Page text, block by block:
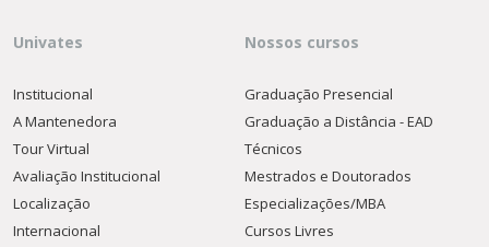
Univates
Institucional
A Mantenedora
Tour Virtual
Avaliação Institucional
Localização
Internacional
Nossos cursos
Graduação Presencial
Graduação a Distância - EAD
Técnicos
Mestrados e Doutorados
Especializações/MBA
Cursos Livres